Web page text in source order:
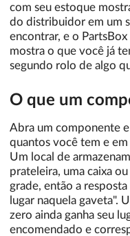
com seu estoque
do distribuidor em um
encontrar, e o
mostra o que você já
segundo rolo de algo
O que um
Abra um componente e
quantos você tem e
Um local de
prateleira, uma caixa
grade, então a resposta
lugar naquela gaveta".
zero ainda ganha seu
encomendado e